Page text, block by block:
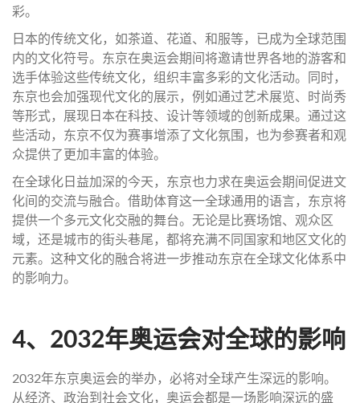
彩。
日本的传统文化，如茶道、花道、和服等，已成为全球范围
内的文化符号。东京在奥运会期间将邀请世界各地的游客和
选手体验这些传统文化，组织丰富多彩的文化活动。同时，
东京也会加强现代文化的展示，例如通过艺术展览、时尚秀
等形式，展现日本在科技、设计等领域的创新成果。通过这
些活动，东京不仅为赛事增添了文化氛围，也为参赛者和观
众提供了更加丰富的体验。
在全球化日益加深的今天，东京也力求在奥运会期间促进文
化间的交流与融合。借助体育这一全球通用的语言，东京将
提供一个多元文化交融的舞台。无论是比赛场馆、观众区
域，还是城市的街头巷尾，都将充满不同国家和地区文化的
元素。这种文化的融合将进一步推动东京在全球文化体系中
的影响力。
4、2032年奥运会对全球的影响
2032年东京奥运会的举办，必将对全球产生深远的影响。
从经济、政治到社会文化，奥运会都是一场影响深远的盛